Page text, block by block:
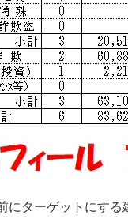
ターゲットにする